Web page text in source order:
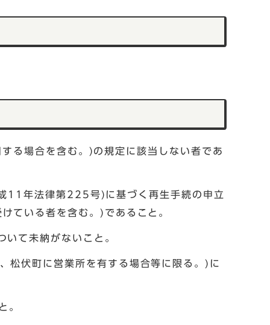
場合を含む。)の規定に該当しない者であ
11年法律第225号)に基づく再生手続の申立
ている者を含む。)であること。
て未納がないこと。
松伏町に営業所を有する場合等に限る。)に
。